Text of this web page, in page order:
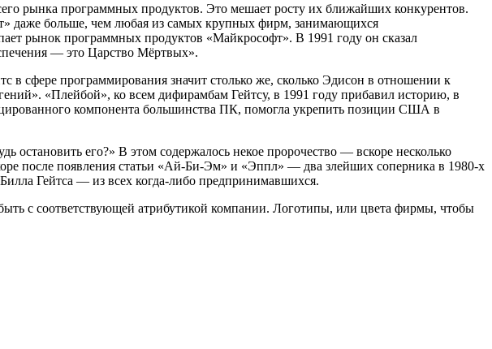
рынка программных продуктов. Это мешает росту их ближайших конкурентов.
даже больше, чем любая из самых крупных фирм, занимающихся
рынок программных продуктов «Майкрософт». В 1991 году он сказал
— это Царство Мёртвых».
сфере программирования значит столько же, сколько Эдисон в отношении к
«Плейбой», ко всем дифирамбам Гейтсу, в 1991 году прибавил историю, в
компонента большинства ПК, помогла укрепить позиции США в
остановить его?» В этом содержалось некое пророчество — вскоре несколько
после появления статьи «Ай-Би-Эм» и «Эппл» — два злейших соперника в 1980-х
Гейтса — из всех когда-либо предпринимавшихся.
с соответствующей атрибутикой компании. Логотипы, или цвета фирмы, чтобы